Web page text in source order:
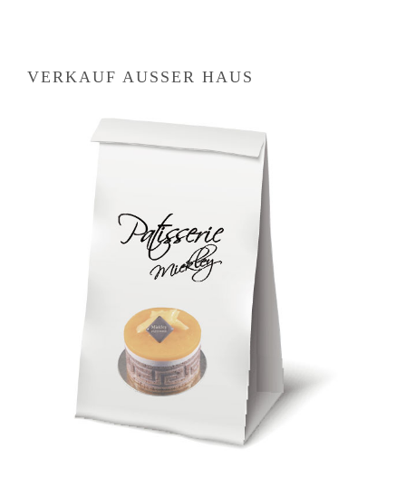
VERKAUF AUSSER HAUS